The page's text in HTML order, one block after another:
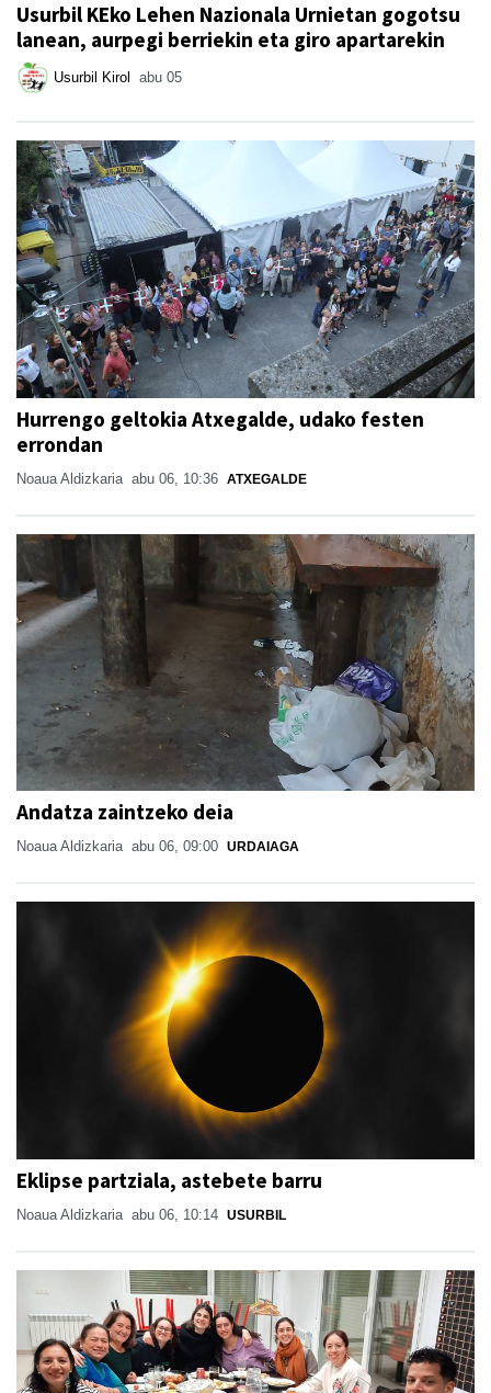
Usurbil KEko Lehen Nazionala Urnietan gogotsu
lanean, aurpegi berriekin eta giro apartarekin
Usurbil Kirol abu 05
Hurrengo geltokia Atxegalde, udako festen
errondan
Noaua Aldizkaria abu 06, 10:36 ATXEGALDE
Andatza zaintzeko deia
Noaua Aldizkaria abu 06, 09:00 URDAIAGA
Eklipse partziala, astebete barru
Noaua Aldizkaria abu 06, 10:14 USURBIL